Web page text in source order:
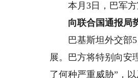
本月3日，巴军方
向联合国通报局
巴基斯坦外交部5
展。巴方将特别向安
了何种严重威胁”，